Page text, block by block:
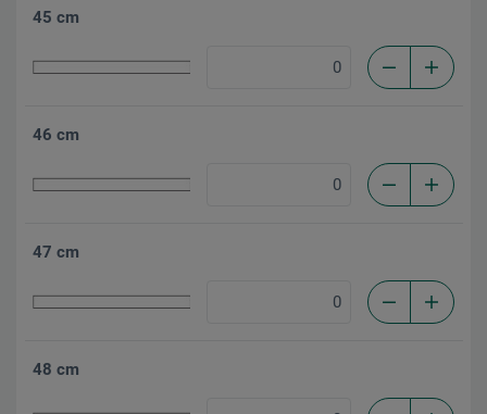
45 cm
46 cm
47 cm
48 cm